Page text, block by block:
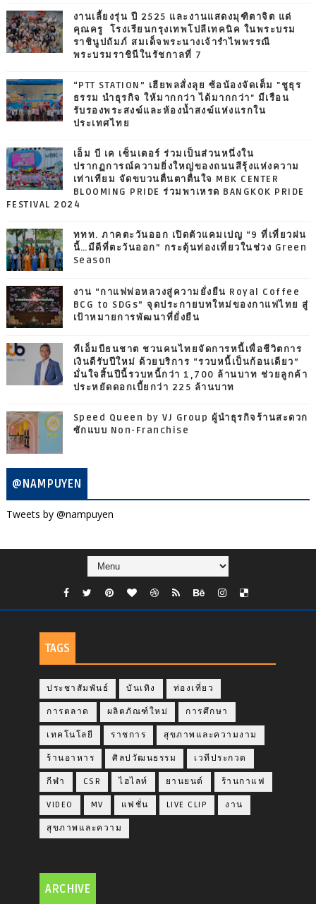
งานเลี้ยงรุ่น ปี 2525 และงานแสดงมุฑิตาจิต แด่
คุณครู โรงเรียนกรุงเทพโปลีเทคนิค ในพระบรม
ราชินูปถัมภ์ สมเด็จพระนางเจ้ารำไพพรรณี
พระบรมราชินีในรัชกาลที่ 7
“PTT STATION” เฮียพลสั่งลุย ซ้อน้องจัดเต็ม "ชูธุร
ธรรม นำธุรกิจ ให้มากกว่า ได้มากกว่า" มีเรือน
รับรองพระสงฆ์และห้องน้ำสงฆ์แห่งแรกใน
ประเทศไทย
เอ็ม บี เค เซ็นเตอร์ ร่วมเป็นส่วนหนึ่งใน
ปรากฏการณ์ความยิ่งใหญ่ของถนนสีรุ้งแห่งความ
เท่าเทียม จัดขบวนตื่นตาตื่นใจ MBK CENTER
BLOOMING PRIDE ร่วมพาเหรด BANGKOK PRIDE
FESTIVAL 2024
ททท. ภาคตะวันออก เปิดตัวแคมเปญ “9 ที่เที่ยวฝน
นี้…มีดีที่ตะวันออก” กระตุ้นท่องเที่ยวในช่วง Green
Season
งาน “กาแฟพ่อหลวงสู่ความยั่งยืน Royal Coffee
BCG to SDGs” จุดประกายบทใหม่ของกาแฟไทย สู่
เป้าหมายการพัฒนาที่ยั่งยืน
ทีเอ็มบีธนชาต ชวนคนไทยจัดการหนี้เพื่อชีวิตการ
เงินดีรับปีใหม่ ด้วยบริการ “รวบหนี้เป็นก้อนเดียว”
มั่นใจสิ้นปีนี้รวบหนี้กว่า 1,700 ล้านบาท ช่วยลูกค้า
ประหยัดดอกเบี้ยกว่า 225 ล้านบาท
Speed Queen by VJ Group ผู้นำธุรกิจร้านสะดวก
ซักแบบ Non-Franchise
@NAMPUYEN
Tweets by @nampuyen
TAGS
ประชาสัมพันธ์ บันเทิง ท่องเที่ยว
การตลาด ผลิตภัณฑ์ใหม่ การศึกษา
เทคโนโลยี ราชการ สุขภาพและความงาม
ร้านอาหาร ศิลปวัฒนธรรม เวทีประกวด
กีฬา CSR ไฮไลท์ ยานยนต์ ร้านกาแฟ
VIDEO MV แฟชั่น LIVE CLIP งาน
สุขภาพและความ
ARCHIVE